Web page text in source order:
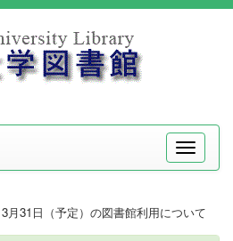
メ
ニ
3月31日（予定）の図書館利用について